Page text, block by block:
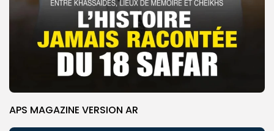
APS MAGAZINE VERSION AR